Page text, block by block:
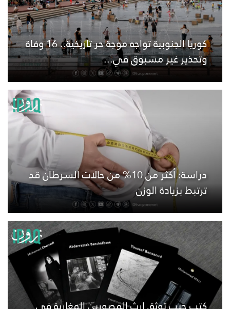
كوريا الجنوبية تواجه موجة حر تاريخية.. 16 وفاة
وتحذير غير مسبوق في...
دراسة: أكثر من 10% من حالات السرطان قد
ترتبط بزيادة الوزن